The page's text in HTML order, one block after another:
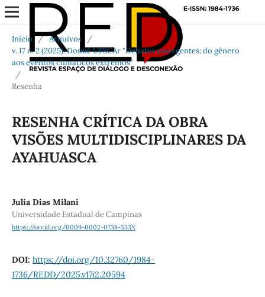
Início / Arquivos
/
v. 17 n. 2 (2025): Dossiê UFSCAr "Debates emergentes: do gênero
aos eventos climáticos extremos"
/
Resenha
RESENHA CRÍTICA DA OBRA
VISÕES MULTIDISCIPLINARES DA
AYAHUASCA
Julia Dias Milani
Universidade Estadual de Campinas
https://orcid.org/0009-0002-0738-533X
DOI: https://doi.org/10.32760/1984-
1736/REDD/2025.v17i2.20594